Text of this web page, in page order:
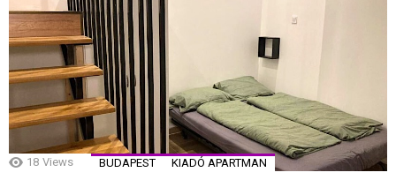
18 Views BUDAPEST KIADÓ APARTMAN